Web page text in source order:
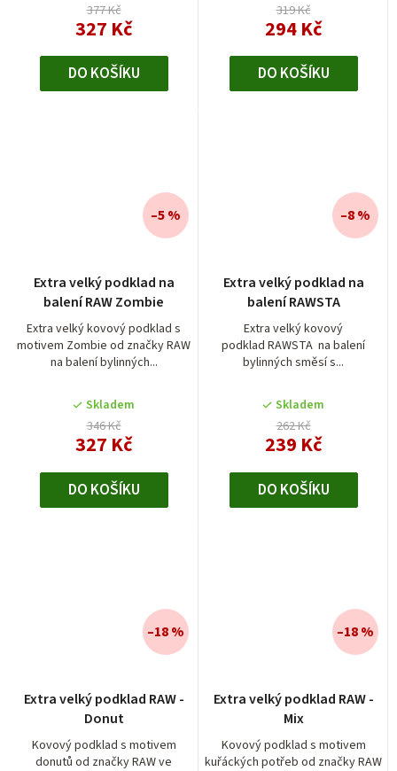
377 Kč
327 Kč
DO KOŠÍKU
319 Kč
294 Kč
DO KOŠÍKU
Extra velký podklad na
balení RAW Zombie
Extra velký kovový podklad s
motivem Zombie od značky RAW
na balení bylinných...
Skladem
346 Kč
327 Kč
–5 %
DO KOŠÍKU
Extra velký podklad na
balení RAWSTA
Extra velký kovový
podklad RAWSTA na balení
bylinných směsí s...
Skladem
262 Kč
239 Kč
–8 %
DO KOŠÍKU
Extra velký podklad RAW -
Donut
Kovový podklad s motivem
donutů od značky RAW ve
–18 %
Extra velký podklad RAW -
Mix
Kovový podklad s motivem
kuřáckých potřeb od značky RAW
–18 %